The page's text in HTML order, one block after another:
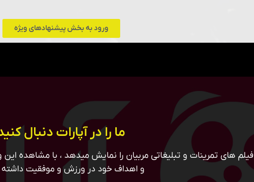
ورود به بخش پیشنهادهای ویژه
ما را در آپارات دنبال
فیلم های تمرینات و تبلیغاتی مربیان را نمایش میدهد ، با مشاهده این
و اهداف خود در ورزش و موفقیت داشته